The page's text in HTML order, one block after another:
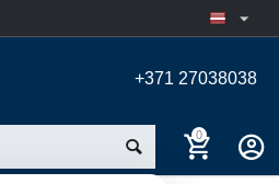
+371 27038038
0